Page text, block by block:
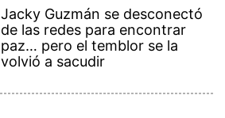
de las redes para encontrar
paz… pero el temblor se la
volvió a sacudir